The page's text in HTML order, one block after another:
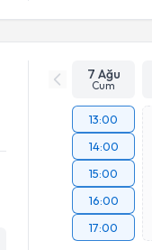
7 Ağu
Cum
13:00
14:00
15:00
16:00
17:00